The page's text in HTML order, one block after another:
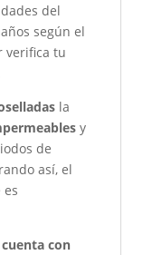
del
según el
verifica tu
la
y
de
así, el
con